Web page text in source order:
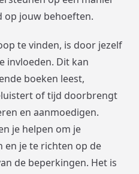
op jouw behoeften.
te vinden, is door jezelf
invloeden. Dit kan
boeken leest,
of tijd doorbrengt
en aanmoedigen.
je helpen om je
en je te richten op de
de beperkingen. Het is